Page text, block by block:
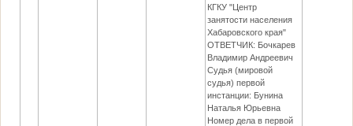
КГКУ "Центр
занятости населения
Хабаровского края"
ОТВЕТЧИК: Бочкарев
Владимир Андреевич
Судья (мировой
судья) первой
инстанции: Бунина
Наталья Юрьевна
Номер дела в первой